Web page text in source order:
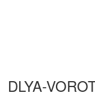
DLYA-VOROT